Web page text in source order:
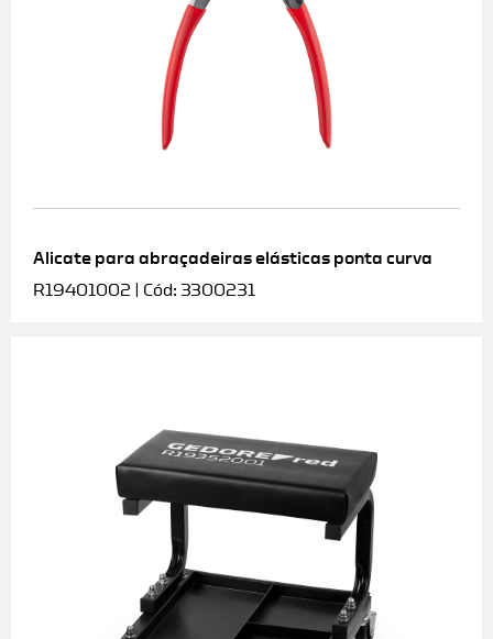
Alicate para abraçadeiras elásticas ponta curva
R19401002 | Cód: 3300231